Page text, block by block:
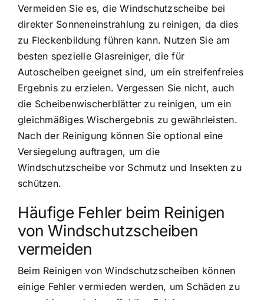
Vermeiden Sie es, die Windschutzscheibe bei
direkter Sonneneinstrahlung zu reinigen, da dies
zu Fleckenbildung führen kann. Nutzen Sie am
besten spezielle Glasreiniger, die für
Autoscheiben geeignet sind, um ein streifenfreies
Ergebnis zu erzielen. Vergessen Sie nicht, auch
die Scheibenwischerblätter zu reinigen, um ein
gleichmäßiges Wischergebnis zu gewährleisten.
Nach der Reinigung können Sie optional eine
Versiegelung auftragen, um die
Windschutzscheibe vor Schmutz und Insekten zu
schützen.
Häufige Fehler beim Reinigen
von Windschutzscheiben
vermeiden
Beim Reinigen von Windschutzscheiben können
einige Fehler vermieden werden, um Schäden zu